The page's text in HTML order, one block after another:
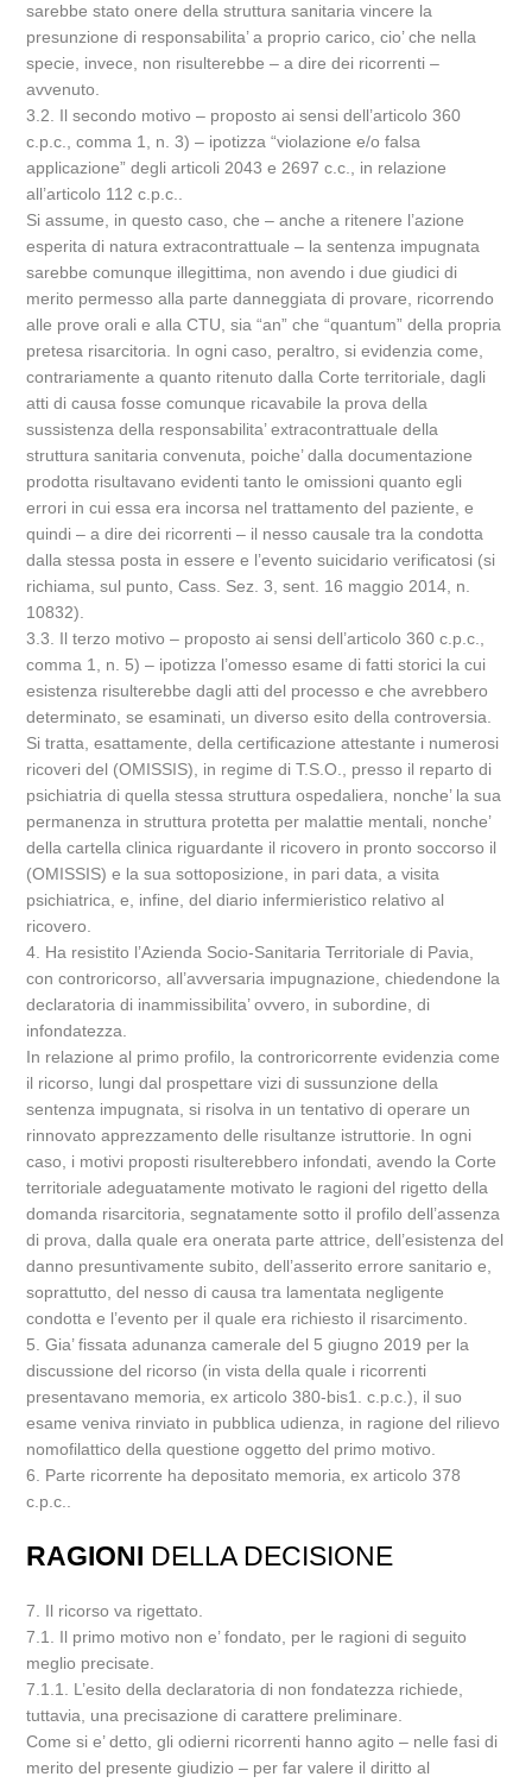
sarebbe stato onere della struttura sanitaria vincere la
presunzione di responsabilita’ a proprio carico, cio’ che nella
specie, invece, non risulterebbe – a dire dei ricorrenti –
avvenuto.
3.2. Il secondo motivo – proposto ai sensi dell’articolo 360
c.p.c., comma 1, n. 3) – ipotizza “violazione e/o falsa
applicazione” degli articoli 2043 e 2697 c.c., in relazione
all’articolo 112 c.p.c..
Si assume, in questo caso, che – anche a ritenere l’azione
esperita di natura extracontrattuale – la sentenza impugnata
sarebbe comunque illegittima, non avendo i due giudici di
merito permesso alla parte danneggiata di provare, ricorrendo
alle prove orali e alla CTU, sia “an” che “quantum” della propria
pretesa risarcitoria. In ogni caso, peraltro, si evidenzia come,
contrariamente a quanto ritenuto dalla Corte territoriale, dagli
atti di causa fosse comunque ricavabile la prova della
sussistenza della responsabilita’ extracontrattuale della
struttura sanitaria convenuta, poiche’ dalla documentazione
prodotta risultavano evidenti tanto le omissioni quanto egli
errori in cui essa era incorsa nel trattamento del paziente, e
quindi – a dire dei ricorrenti – il nesso causale tra la condotta
dalla stessa posta in essere e l’evento suicidario verificatosi (si
richiama, sul punto, Cass. Sez. 3, sent. 16 maggio 2014, n.
10832).
3.3. Il terzo motivo – proposto ai sensi dell’articolo 360 c.p.c.,
comma 1, n. 5) – ipotizza l’omesso esame di fatti storici la cui
esistenza risulterebbe dagli atti del processo e che avrebbero
determinato, se esaminati, un diverso esito della controversia.
Si tratta, esattamente, della certificazione attestante i numerosi
ricoveri del (OMISSIS), in regime di T.S.O., presso il reparto di
psichiatria di quella stessa struttura ospedaliera, nonche’ la sua
permanenza in struttura protetta per malattie mentali, nonche’
della cartella clinica riguardante il ricovero in pronto soccorso il
(OMISSIS) e la sua sottoposizione, in pari data, a visita
psichiatrica, e, infine, del diario infermieristico relativo al
ricovero.
4. Ha resistito l’Azienda Socio-Sanitaria Territoriale di Pavia,
con controricorso, all’avversaria impugnazione, chiedendone la
declaratoria di inammissibilita’ ovvero, in subordine, di
infondatezza.
In relazione al primo profilo, la controricorrente evidenzia come
il ricorso, lungi dal prospettare vizi di sussunzione della
sentenza impugnata, si risolva in un tentativo di operare un
rinnovato apprezzamento delle risultanze istruttorie. In ogni
caso, i motivi proposti risulterebbero infondati, avendo la Corte
territoriale adeguatamente motivato le ragioni del rigetto della
domanda risarcitoria, segnatamente sotto il profilo dell’assenza
di prova, dalla quale era onerata parte attrice, dell’esistenza del
danno presuntivamente subito, dell’asserito errore sanitario e,
soprattutto, del nesso di causa tra lamentata negligente
condotta e l’evento per il quale era richiesto il risarcimento.
5. Gia’ fissata adunanza camerale del 5 giugno 2019 per la
discussione del ricorso (in vista della quale i ricorrenti
presentavano memoria, ex articolo 380-bis1. c.p.c.), il suo
esame veniva rinviato in pubblica udienza, in ragione del rilievo
nomofilattico della questione oggetto del primo motivo.
6. Parte ricorrente ha depositato memoria, ex articolo 378
c.p.c..
RAGIONI DELLA DECISIONE
7. Il ricorso va rigettato.
7.1. Il primo motivo non e’ fondato, per le ragioni di seguito
meglio precisate.
7.1.1. L’esito della declaratoria di non fondatezza richiede,
tuttavia, una precisazione di carattere preliminare.
Come si e’ detto, gli odierni ricorrenti hanno agito – nelle fasi di
merito del presente giudizio – per far valere il diritto al